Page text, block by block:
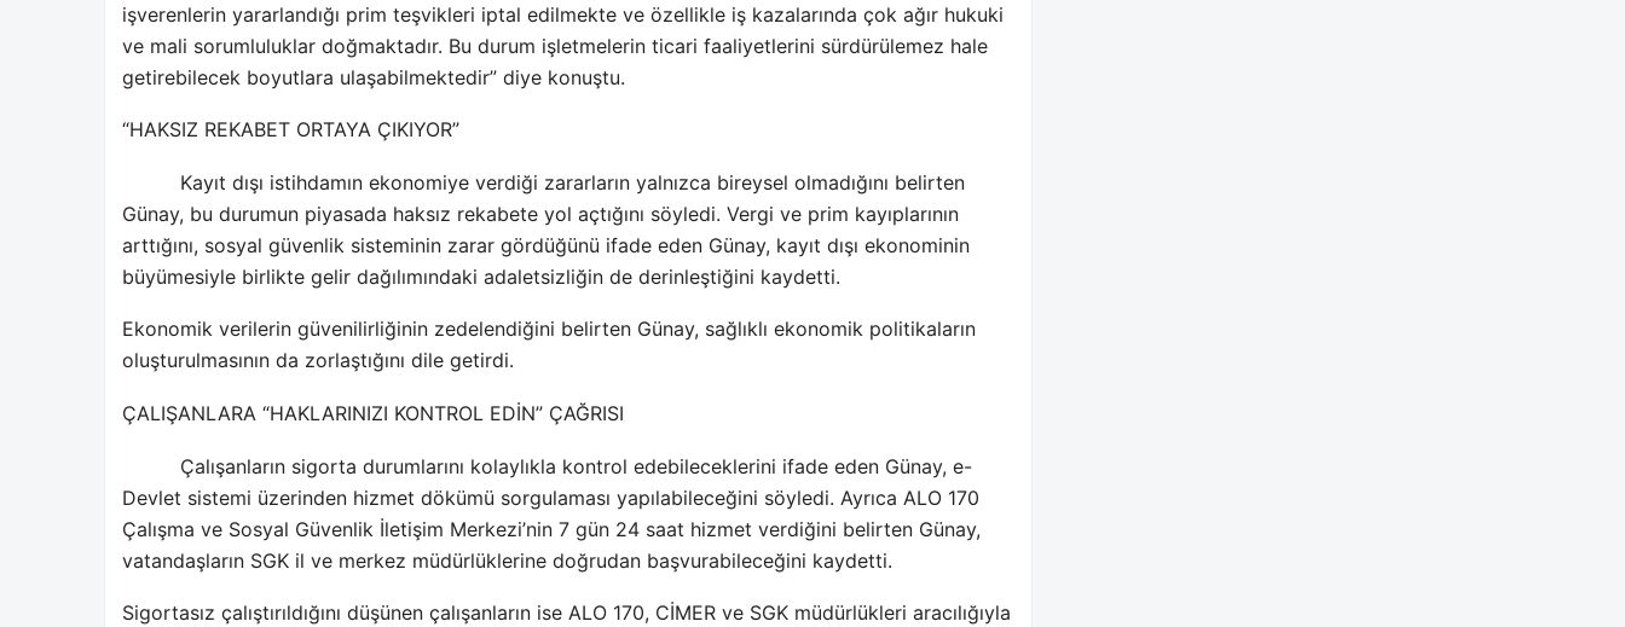
işverenlerin yararlandığı prim teşvikleri iptal edilmekte ve özellikle iş kazalarında çok ağır hukuki
ve mali sorumluluklar doğmaktadır. Bu durum işletmelerin ticari faaliyetlerini sürdürülemez hale
getirebilecek boyutlara ulaşabilmektedir” diye konuştu.
“HAKSIZ REKABET ORTAYA ÇIKIYOR”
Kayıt dışı istihdamın ekonomiye verdiği zararların yalnızca bireysel olmadığını belirten
Günay, bu durumun piyasada haksız rekabete yol açtığını söyledi. Vergi ve prim kayıplarının
arttığını, sosyal güvenlik sisteminin zarar gördüğünü ifade eden Günay, kayıt dışı ekonominin
büyümesiyle birlikte gelir dağılımındaki adaletsizliğin de derinleştiğini kaydetti.
Ekonomik verilerin güvenilirliğinin zedelendiğini belirten Günay, sağlıklı ekonomik politikaların
oluşturulmasının da zorlaştığını dile getirdi.
ÇALIŞANLARA “HAKLARINIZI KONTROL EDİN” ÇAĞRISI
Çalışanların sigorta durumlarını kolaylıkla kontrol edebileceklerini ifade eden Günay, e-
Devlet sistemi üzerinden hizmet dökümü sorgulaması yapılabileceğini söyledi. Ayrıca ALO 170
Çalışma ve Sosyal Güvenlik İletişim Merkezi’nin 7 gün 24 saat hizmet verdiğini belirten Günay,
vatandaşların SGK il ve merkez müdürlüklerine doğrudan başvurabileceğini kaydetti.
Sigortasız çalıştırıldığını düşünen çalışanların ise ALO 170, CİMER ve SGK müdürlükleri aracılığıyla